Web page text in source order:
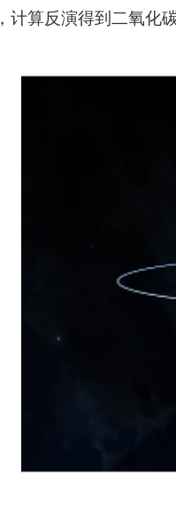
，计算反演得到二氧化